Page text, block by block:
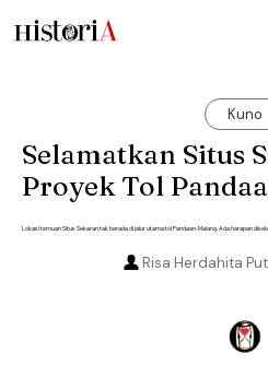
Kuno
Selamatkan Situs
Proyek Tol
Lokasi temuan Situs Sekaran tak berada di jalur utama tol Pandaan-Malang. Ada harapan
Risa Herdahita